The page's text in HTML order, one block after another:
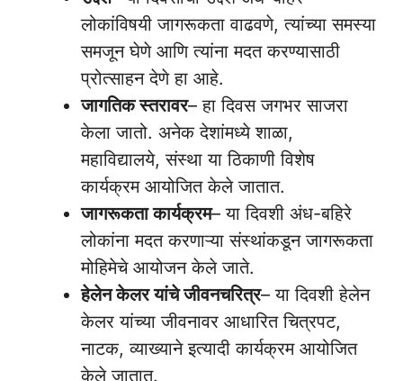
लोकांविषयी जागरूकता वाढवणे, त्यांच्या समस्या
समजून घेणे आणि त्यांना मदत करण्यासाठी
प्रोत्साहन देणे हा आहे.
जागतिक स्तरावर– हा दिवस जगभर साजरा
केला जातो. अनेक देशांमध्ये शाळा,
महाविद्यालये, संस्था या ठिकाणी विशेष
कार्यक्रम आयोजित केले जातात.
जागरूकता कार्यक्रम– या दिवशी अंध-बहिरे
लोकांना मदत करणाऱ्या संस्थांकडून जागरूकता
मोहिमेचे आयोजन केले जाते.
हेलेन केलर यांचे जीवनचरित्र– या दिवशी हेलेन
केलर यांच्या जीवनावर आधारित चित्रपट,
नाटक, व्याख्याने इत्यादी कार्यक्रम आयोजित
केले जातात.